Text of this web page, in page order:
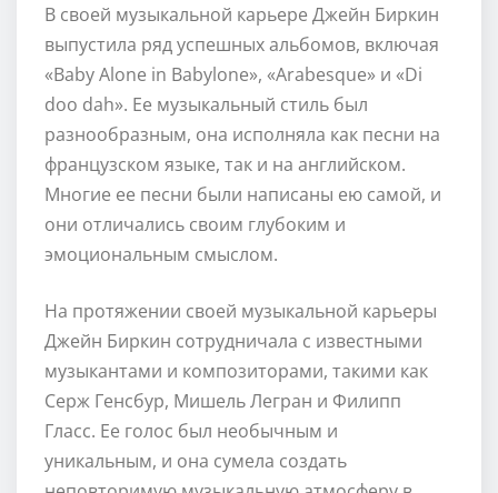
В своей музыкальной карьере Джейн Биркин
выпустила ряд успешных альбомов, включая
«Baby Alone in Babylone», «Arabesque» и «Di
doo dah». Ее музыкальный стиль был
разнообразным, она исполняла как песни на
французском языке, так и на английском.
Многие ее песни были написаны ею самой, и
они отличались своим глубоким и
эмоциональным смыслом.
На протяжении своей музыкальной карьеры
Джейн Биркин сотрудничала с известными
музыкантами и композиторами, такими как
Серж Генсбур, Мишель Легран и Филипп
Гласс. Ее голос был необычным и
уникальным, и она сумела создать